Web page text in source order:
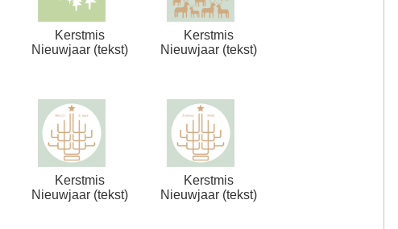
Kerstmis
Nieuwjaar (tekst)
Kerstmis
Nieuwjaar (tekst)
Kerstmis
Nieuwjaar (tekst)
Kerstmis
Nieuwjaar (tekst)